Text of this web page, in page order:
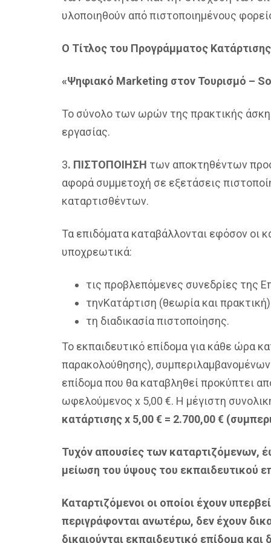
υλοποιηθούν από πιστοποιημένους
Ο Τίτλος του Προγράμματος Κατάρτισης
«Ψηφιακό Marketing στον Τουρισμό –
Το σύνολο των ωρών της πρακτικής
εργασίας.
3. ΠΙΣΤΟΠΟΙΗΣΗ των αποκτηθέντων
αφορά συμμετοχή σε εξετάσεις
καταρτισθέντων.
Τα επιδόματα καταβάλλονται εφόσον οι
υποχρεωτικά:
τις προβλεπόμενες συνεδρίες της
τηνΚατάρτιση (θεωρία και πρακτική)
τη διαδικασία πιστοποίησης.
Το εκπαιδευτικό επίδομα για κάθε ώρα
παρακολούθησης),
επίδομα που θα καταβληθεί προκύπτει
ωφελούμενος x 5,00 €. Η μέγιστη
κατάρτισηςx 5,00 € = 2.700,00 €
Τυχόν απουσίες των καταρτιζόμενων,
μείωση του ύψους του εκπαιδευτικού
Καταρτιζόμενοι οι οποίοι έχουν
περιγράφονται ανωτέρω, δεν έχουν
δικαιούνται εκπαιδευτικό επίδομα